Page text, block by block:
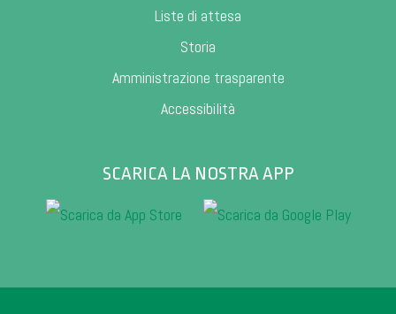
Liste di attesa
Storia
Amministrazione trasparente
Accessibilità
SCARICA LA NOSTRA APP